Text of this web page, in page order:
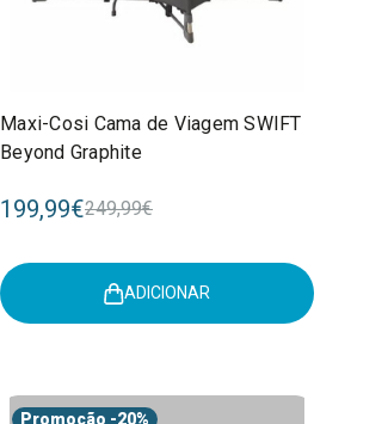
Maxi-Cosi Cama de Viagem SWIFT
Beyond Graphite
199,99€249,99€
ADICIONAR
Promoção -20%